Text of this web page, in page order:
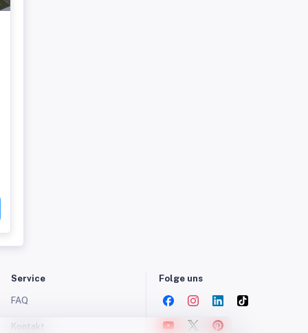
Service
FAQ
Kontakt
Folge uns